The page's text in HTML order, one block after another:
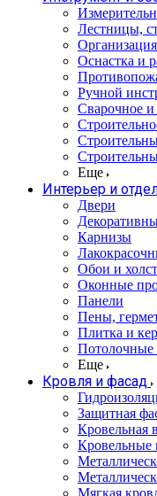
Лестницы,
Оснастка и
Ручной
Сварочное и
Еще
Интерьер и
Двери
Карнизы
Обои и
Оконные
Панели
Пены,
Плитка и
Потолочные
Еще
Кровля и фасад
Защитная
Кровельная
Кровельные
Мягкая